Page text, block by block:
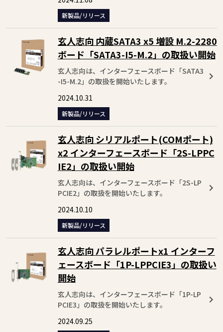
新製品/リリース
玄人志向 内蔵SATA3 x5 増設 M.2-2280
ボード「SATA3-I5-M.2」の取扱い開始
玄人志向は、インターフェースボード「SATA3
-I5-M.2」の取扱を開始いたします。
2024.10.31
新製品/リリース
玄人志向 シリアルポート(COMポート)
x2 インターフェースボード「2S-LPPC
IE2」の取扱い開始
玄人志向は、インターフェースボード「2S-LP
PCIE2」の取扱を開始いたします。
2024.10.10
新製品/リリース
玄人志向 パラレルポートx1 インターフ
ェースボード「1P-LPPCIE3」の取扱い
開始
玄人志向は、インターフェースボード「1P-LP
PCIE3」の取扱を開始いたします。
2024.09.25